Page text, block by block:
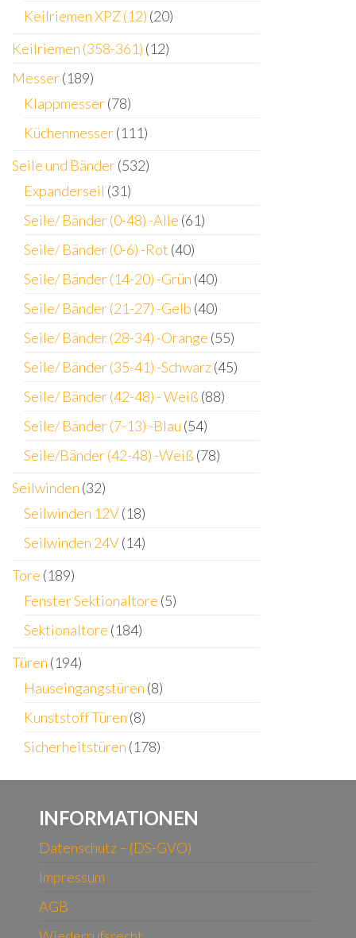
Keilriemen XPZ (12) (20)
Keilriemen (358-361) (12)
Messer(189)
Klappmesser(78)
Küchenmesser(111)
Seile und Bänder(532)
Expanderseil (31)
Seile/ Bänder (0-48) -Alle (61)
Seile/ Bänder (0-6) -Rot (40)
Seile/ Bänder (14-20) -Grün (40)
Seile/ Bänder (21-27) -Gelb (40)
Seile/ Bänder (28-34) -Orange (55)
Seile/ Bänder (35-41) -Schwarz(45)
Seile/ Bänder (42-48) - Weiß (88)
Seile/ Bänder (7-13) -Blau (54)
Seile/Bänder (42-48) -Weiß (78)
Seilwinden (32)
Seilwinden 12V(18)
Seilwinden 24V(14)
Tore (189)
Fenster Sektionaltore (5)
Sektionaltore (184)
Türen (194)
Hauseingangstüren (8)
Kunststoff Türen (8)
Sicherheitstüren (178)
INFORMATIONEN
Datenschutz – (DS-GVO)
Impressum
AGB